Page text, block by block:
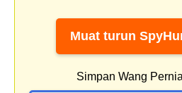
Muat turun
Simpan Wang